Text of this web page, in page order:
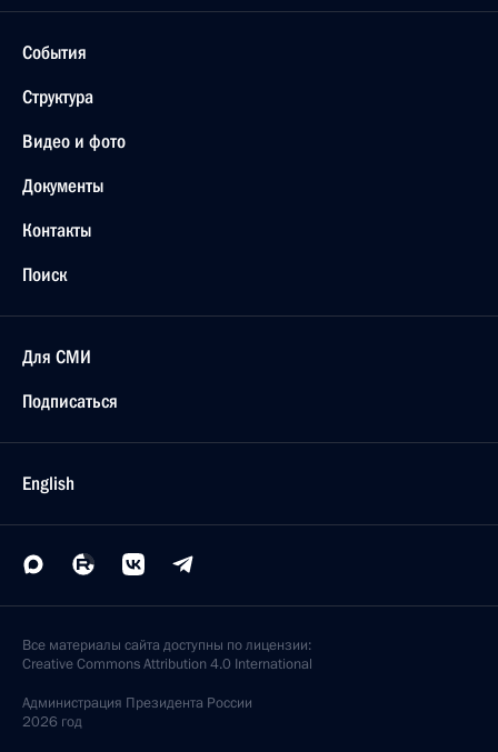
События
Структура
Видео и фото
Документы
Контакты
Поиск
Для СМИ
Подписаться
English
Все материалы сайта доступны по лицензии:
Creative Commons Attribution 4.0 International
Администрация Президента России
2026 год